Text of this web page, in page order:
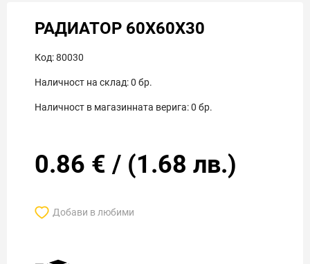
РАДИАТОР 60X60X30
Код:80030
Наличност на склад:0 бр.
Наличност в магазинната верига:0 бр.
0.86 € / (1.68 лв.)
Добави в любими